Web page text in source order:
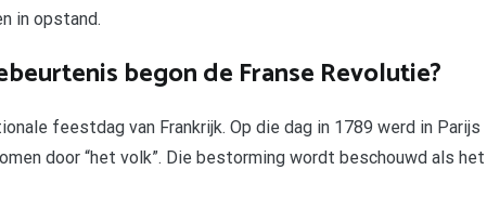
in opstand.
begon de Franse Revolutie?
feestdag van Frankrijk. Op die dag in 1789 werd in Parijs
door “het volk”. Die bestorming wordt beschouwd als het